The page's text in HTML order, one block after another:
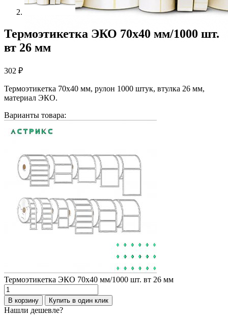
Термоэтикетка ЭКО 70х40 мм/1000 шт.
вт 26 мм
302 ₽
Термоэтикетка 70х40 мм, рулон 1000 штук, втулка 26 мм,
материал ЭКО.
Варианты товара:
Термоэтикетка ЭКО 70х40 мм/1000 шт. вт 26 мм
Количество
товара
Термоэтикетка
В корзину Купить в один клик
Нашли дешевле?